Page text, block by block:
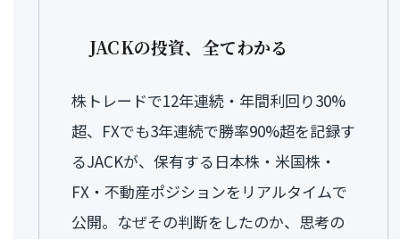
JACKの投資、全てわかる
株トレードで12年連続・年間利回り30%
超、FXでも3年連続で勝率90%超を記録す
るJACKが、保有する日本株・米国株・
FX・不動産ポジションをリアルタイムで
公開。なぜその判断をしたのか、思考の